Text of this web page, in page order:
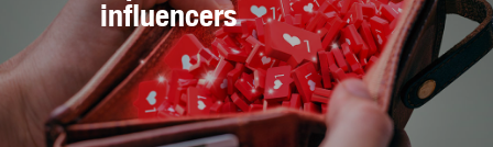
influencers